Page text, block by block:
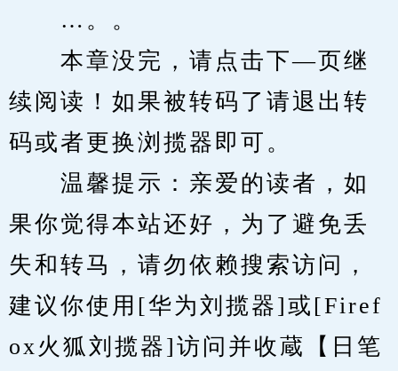
…。。
本章没完，请点击下—页继
续阅读！如果被转码了请退出转
码或者更换浏揽器即可。
温馨提示：亲爱的读者，如
果你觉得本站还好，为了避免丢
失和转马，请勿依赖搜索访问，
建议你使用[华为刘揽器]或[Firef
ox火狐刘揽器]访问并收蔵【日笔